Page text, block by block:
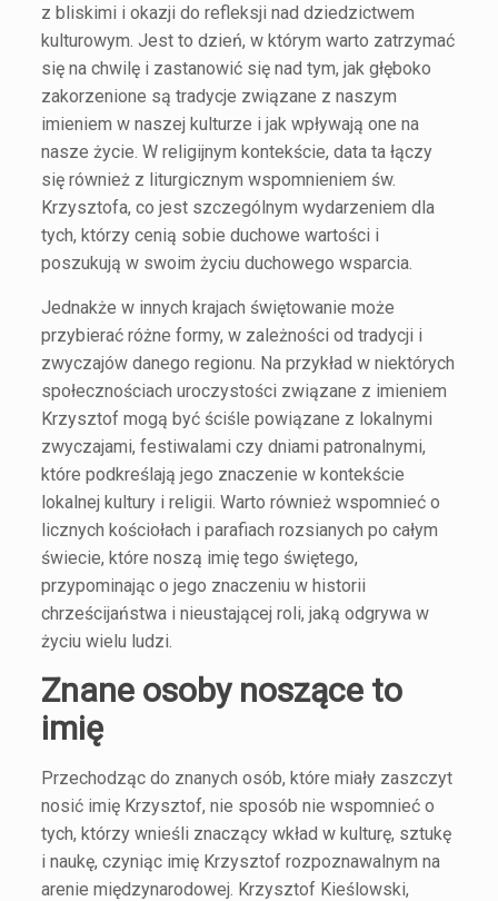
z bliskimi i okazji do refleksji nad dziedzictwem
kulturowym. Jest to dzień, w którym warto zatrzymać
się na chwilę i zastanowić się nad tym, jak głęboko
zakorzenione są tradycje związane z naszym
imieniem w naszej kulturze i jak wpływają one na
nasze życie. W religijnym kontekście, data ta łączy
się również z liturgicznym wspomnieniem św.
Krzysztofa, co jest szczególnym wydarzeniem dla
tych, którzy cenią sobie duchowe wartości i
poszukują w swoim życiu duchowego wsparcia.
Jednakże w innych krajach świętowanie może
przybierać różne formy, w zależności od tradycji i
zwyczajów danego regionu. Na przykład w niektórych
społecznościach uroczystości związane z imieniem
Krzysztof mogą być ściśle powiązane z lokalnymi
zwyczajami, festiwalami czy dniami patronalnymi,
które podkreślają jego znaczenie w kontekście
lokalnej kultury i religii. Warto również wspomnieć o
licznych kościołach i parafiach rozsianych po całym
świecie, które noszą imię tego świętego,
przypominając o jego znaczeniu w historii
chrześcijaństwa i nieustającej roli, jaką odgrywa w
życiu wielu ludzi.
Znane osoby noszące to
imię
Przechodząc do znanych osób, które miały zaszczyt
nosić imię Krzysztof, nie sposób nie wspomnieć o
tych, którzy wnieśli znaczący wkład w kulturę, sztukę
i naukę, czyniąc imię Krzysztof rozpoznawalnym na
arenie międzynarodowej. Krzysztof Kieślowski,